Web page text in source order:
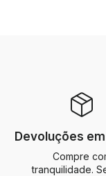
Devoluções
Compre
tranquilidade.